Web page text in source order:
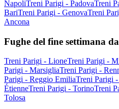
NapoliTreni Parigi - PadovaTreni
BariTreni Parigi - GenovaTreni
Ancona
Fughe del fine settimana
Treni Parigi - LioneTreni Parigi -
Parigi - MarsigliaTreni Parigi -
Parigi - Reggio EmiliaTreni Parigi -
ÉtienneTreni Parigi - TorinoTreni
Tolosa